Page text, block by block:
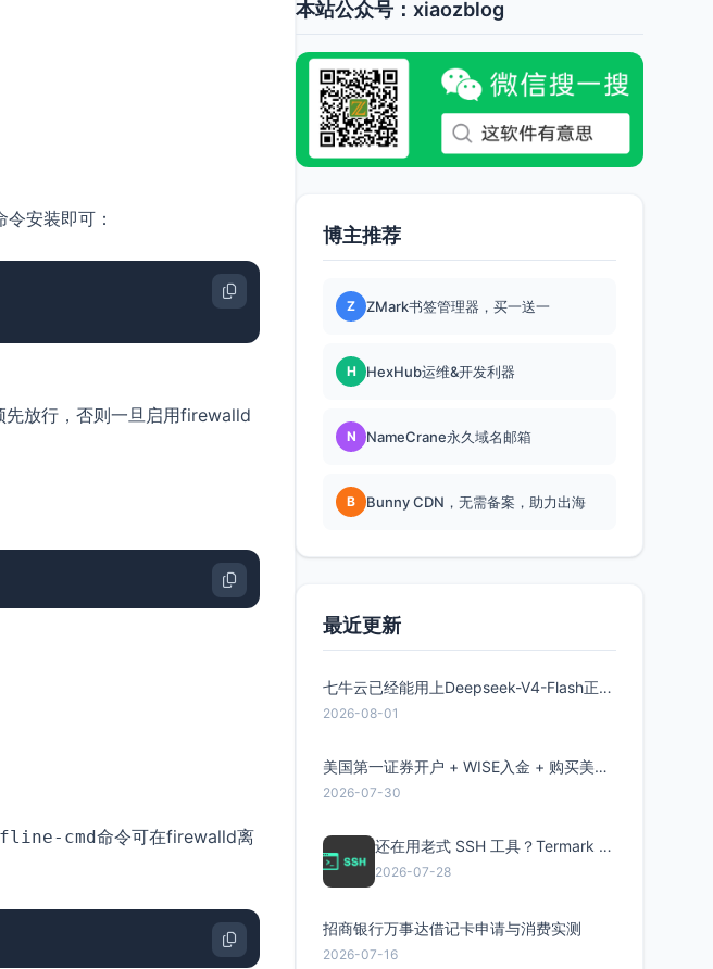
令安装即可：
放行，否则一旦启用firewalld
cmd命令可在firewalld离
本站公众号：xiaozblog
博主推荐
Z ZMark书签管理器，买一送一
H HexHub运维&开发利器
N NameCrane永久域名邮箱
B Bunny CDN，无需备案，助力出海
最近更新
七牛云已经能用上Deepseek-V4-Flash正式版了，点此领取300万Token
2026-08-01
美国第一证券开户 + WISE入金 + 购买美股全流程分享
2026-07-30
还在用老式 SSH 工具？Termark 新一代跨平台智能SSH客户端了解一下
2026-07-28
招商银行万事达借记卡申请与消费实测
2026-07-16